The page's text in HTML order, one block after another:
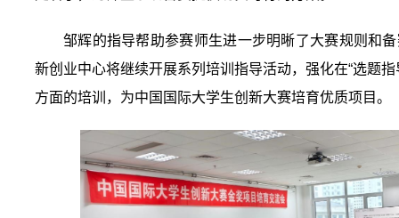
邹辉的指导帮助参赛师生进一步明晰了大赛规则和
新创业中心将继续开展系列培训指导活动，强化在“选题
方面的培训 ，为中国国际大学生创新大赛培育优质项目。